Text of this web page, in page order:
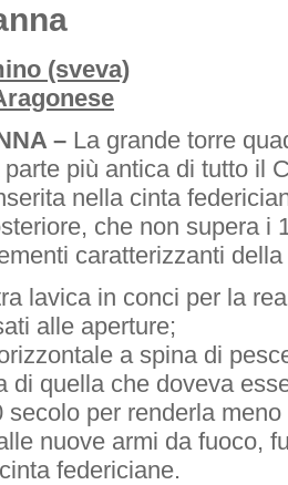
(sveva)
– La grande torre
più antica di tutto il
nella cinta
che non supera i
caratterizzanti
lavica in conci per la
alle aperture;
a spina di
di quella che doveva
secolo per renderla
nuove armi da fuoco,
federiciane.